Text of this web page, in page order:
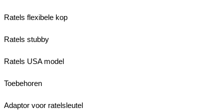
Ratels flexibele kop
Ratels stubby
Ratels USA model
Toebehoren
Adaptor voor ratelsleutel